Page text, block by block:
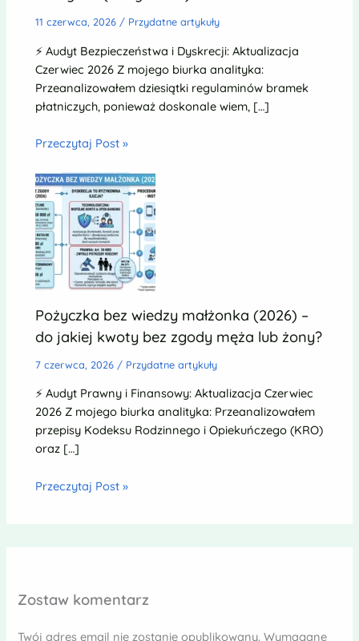
11 czerwca, 2026 / Przydatne artykuły
⚡ Audyt Bezpieczeństwa i Dyskrecji: Aktualizacja
Czerwiec 2026 Z mojego biurka analityka:
Przeanalizowałem dziesiątki regulaminów bramek
płatniczych, ponieważ doskonale wiem, […]
Przeczytaj Post »
Pożyczka bez wiedzy małżonka (2026) –
do jakiej kwoty bez zgody męża lub żony?
7 czerwca, 2026 / Przydatne artykuły
⚡ Audyt Prawny i Finansowy: Aktualizacja Czerwiec
2026 Z mojego biurka analityka: Przeanalizowałem
przepisy Kodeksu Rodzinnego i Opiekuńczego (KRO)
oraz […]
Przeczytaj Post »
Zostaw komentarz
Twój adres email nie zostanie opublikowany. Wymagane